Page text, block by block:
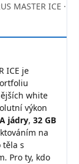
MASTER ICE ·
ICE je
white
výkon
jádry, 32 GB
na
s
Pro ty, kdo